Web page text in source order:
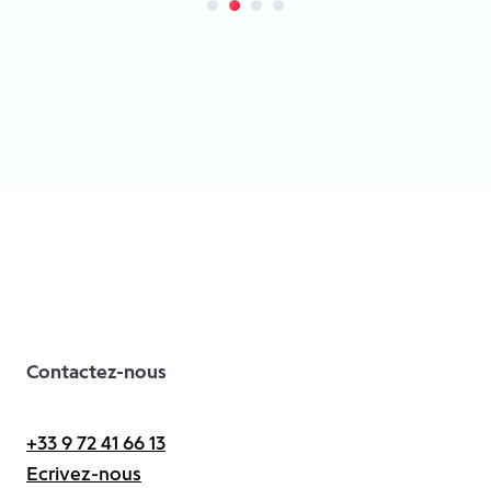
Contactez-nous
+33 9 72 41 66 13
Ecrivez-nous